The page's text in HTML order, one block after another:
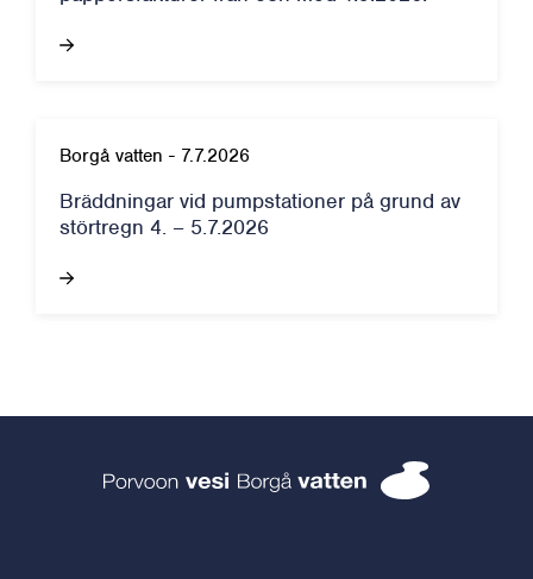
Borgå vatten - 7.7.2026
Bräddningar vid pumpstationer på grund av
störtregn 4. – 5.7.2026